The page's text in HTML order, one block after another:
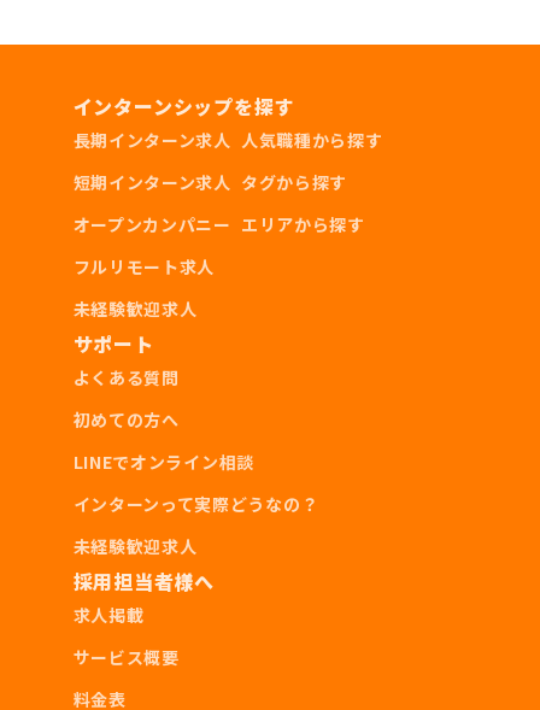
特になし
▼歓迎要件
・スポーツで全国大会出場経験がある方
採用条件
・週3日オフィス勤務できる方
インターンシップを探す
長期インターン求人
短期インターン求人
オープンカンパニー
フルリモート求人
未経験歓迎求人
人気職種から探す
タグから探す
エリアから探す
サポート
よくある質問
初めての方へ
LINEでオンライン相談
インターンって実際どうなの？
未経験歓迎求人
採用担当者様へ
求人掲載
サービス概要
料金表